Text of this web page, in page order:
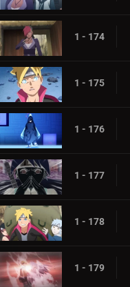
1 - 174
1 - 175
1 - 176
1 - 177
1 - 178
1 - 179